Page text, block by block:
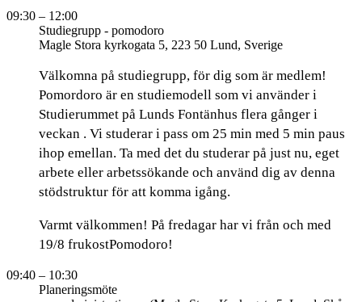
09:30 – 12:00
Studiegrupp - pomodoro
Magle Stora kyrkogata 5, 223 50 Lund, Sverige
Välkomna på studiegrupp, för dig som är medlem!
Pomordoro är en studiemodell som vi använder i
Studierummet på Lunds Fontänhus flera gånger i
veckan . Vi studerar i pass om 25 min med 5 min paus
ihop emellan. Ta med det du studerar på just nu, eget
arbete eller arbetssökande och använd dig av denna
stödstruktur för att komma igång.
Varmt välkommen! På fredagar har vi från och med
19/8 frukostPomodoro!
09:40 – 10:30
Planeringsmöte